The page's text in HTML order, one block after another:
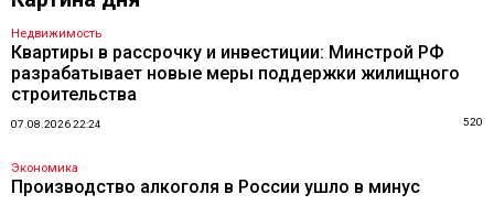
Недвижимость
Квартиры в рассрочку и инвестиции: Минстрой РФ
разрабатывает новые меры поддержки жилищного
строительства
07.08.2026 22:24 520
Экономика
Производство алкоголя в России ушло в минус